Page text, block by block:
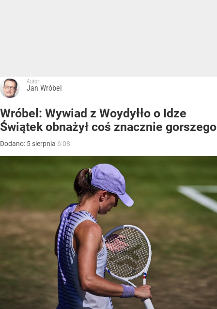
Autor:
Jan Wróbel
Wróbel: Wywiad z Woydyłło o Idze
Świątek obnażył coś znacznie gorszego
Dodano: 5 sierpnia 6:08